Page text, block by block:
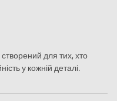
створений для тих, хто
у кожній деталі.